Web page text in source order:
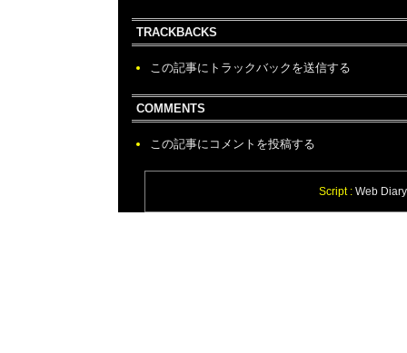
TRACKBACKS
この記事にトラックバックを送信する
COMMENTS
この記事にコメントを投稿する
Script : Web